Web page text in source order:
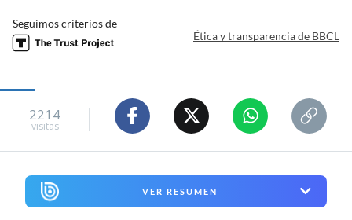
Seguimos criterios de
Ética y transparencia de BBCL
2214
visitas
VER RESUMEN